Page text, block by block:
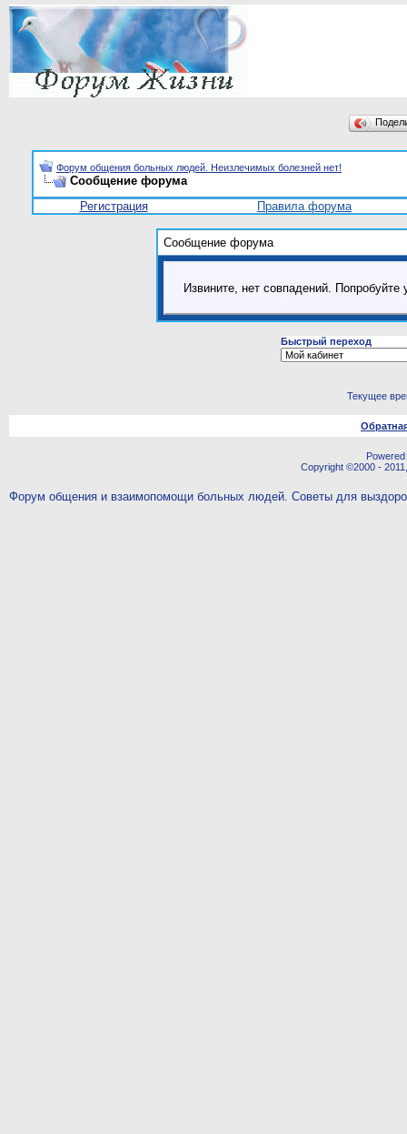
Форум общения больных людей. Неизлечимых болезней нет!
Сообщение форума
Регистрация
Правила форума
Сообщение форума
Извините, нет совпадений.
Быстрый переход
Текущее
Copyright ©2000 -
Форум общения и взаимопомощи больных людей. Советы для